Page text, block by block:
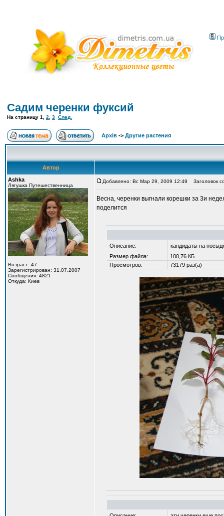
Садим черенки фуксий
На страницу 1 2 3 След.
Архів -> Другие растения
Автор
Ashka
Лягушка Путешественница
Возраст: 47
Зарегистрирован: 31.07.2007
Сообщения: 4821
Откуда: Киев
Добавлено: Вс Мар 29, 2009 12:49 Заголовок
Весна, черенки выгнали корешки за 3и
поделится
Описание:
кандидаты на
Размер файла:
100,76 КБ
Просмотров:
73179 раз(а)